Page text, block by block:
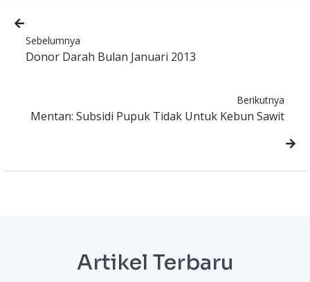
Sebelumnya
Donor Darah Bulan Januari 2013
Berikutnya
Mentan: Subsidi Pupuk Tidak Untuk Kebun Sawit
Artikel Terbaru